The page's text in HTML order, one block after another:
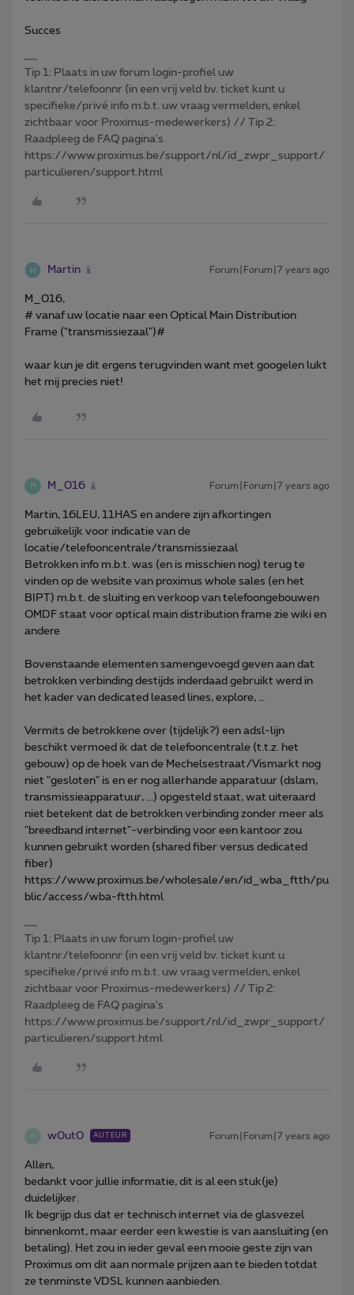
Succes
Tip 1: Plaats in uw forum login-profiel uw
klantnr/telefoonnr (in een vrij veld bv. ticket kunt u
specifieke/privé info m.b.t. uw vraag vermelden, enkel
zichtbaar voor Proximus-medewerkers) // Tip 2:
Raadpleeg de FAQ pagina's
https://www.proximus.be/support/nl/id_zwpr_support/
particulieren/support.html
Martin Forum|Forum|7 years ago
M_016,
# vanaf uw locatie naar een Optical Main Distribution
Frame ("transmissiezaal")#
waar kun je dit ergens terugvinden want met googelen lukt
het mij precies niet!
M M_016 Forum|Forum|7 years ago
Martin, 16LEU, 11HAS en andere zijn afkortingen
gebruikelijk voor indicatie van de
locatie/telefooncentrale/transmissiezaal
Betrokken info m.b.t. was (en is misschien nog) terug te
vinden op de website van proximus whole sales (en het
BIPT) m.b.t. de sluiting en verkoop van telefoongebouwen
OMDF staat voor optical main distribution frame zie wiki en
andere
Bovenstaande elementen samengevoegd geven aan dat
betrokken verbinding destijds inderdaad gebruikt werd in
het kader van dedicated leased lines, explore, …
Vermits de betrokkene over (tijdelijk?) een adsl-lijn
beschikt vermoed ik dat de telefooncentrale (t.t.z. het
gebouw) op de hoek van de Mechelsestraat/Vismarkt nog
niet "gesloten" is en er nog allerhande apparatuur (dslam,
transmissieapparatuur, ...) opgesteld staat, wat uiteraard
niet betekent dat de betrokken verbinding zonder meer als
"breedband internet"-verbinding voor een kantoor zou
kunnen gebruikt worden (shared fiber versus dedicated
fiber)
https://www.proximus.be/wholesale/en/id_wba_ftth/pu
blic/access/wba-ftth.html
Tip 1: Plaats in uw forum login-profiel uw
klantnr/telefoonnr (in een vrij veld bv. ticket kunt u
specifieke/privé info m.b.t. uw vraag vermelden, enkel
zichtbaar voor Proximus-medewerkers) // Tip 2:
Raadpleeg de FAQ pagina's
https://www.proximus.be/support/nl/id_zwpr_support/
particulieren/support.html
W w0ut0 AUTEUR Forum|Forum|7 years ago
Allen,
bedankt voor jullie informatie, dit is al een stuk(je)
duidelijker.
Ik begrijp dus dat er technisch internet via de glasvezel
binnenkomt, maar eerder een kwestie is van aansluiting (en
betaling). Het zou in ieder geval een mooie geste zijn van
Proximus om dit aan normale prijzen aan te bieden totdat
ze tenminste VDSL kunnen aanbieden.